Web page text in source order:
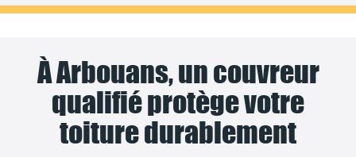
À Arbouans, un couvreur
qualifié protège votre
toiture durablement